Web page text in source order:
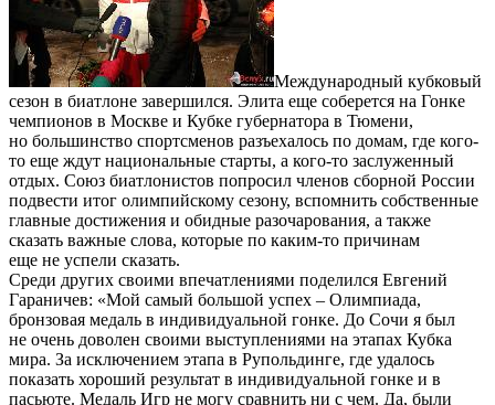
Международный кубковый
сезон в биатлоне завершился. Элита еще соберется на Гонке
чемпионов в Москве и Кубке губернатора в Тюмени,
но большинство спортсменов разъехалось по домам, где кого-
то еще ждут национальные старты, а кого-то заслуженный
отдых. Союз биатлонистов попросил членов сборной России
подвести итог олимпийскому сезону, вспомнить собственные
главные достижения и обидные разочарования, а также
сказать важные слова, которые по каким-то причинам
еще не успели сказать.
Среди других своими впечатлениями поделился Евгений
Гараничев: «Мой самый большой успех – Олимпиада,
бронзовая медаль в индивидуальной гонке. До Сочи я был
не очень доволен своими выступлениями на этапах Кубка
мира. За исключением этапа в Рупольдинге, где удалось
показать хороший результат в индивидуальной гонке и в
пасьюте. Медаль Игр не могу сравнить ни с чем. Да, были